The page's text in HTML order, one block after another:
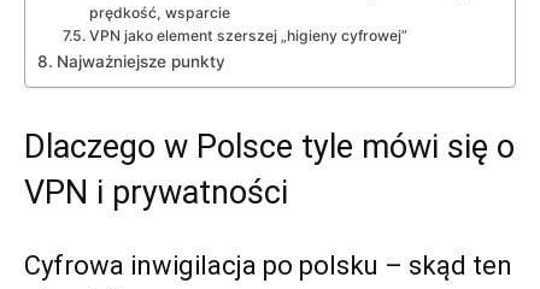
prędkość, wsparcie
VPN jako element szerszej „higieny cyfrowej”
Najważniejsze punkty
Dlaczego w Polsce tyle mówi się o
VPN i prywatności
Cyfrowa inwigilacja po polsku – skąd ten